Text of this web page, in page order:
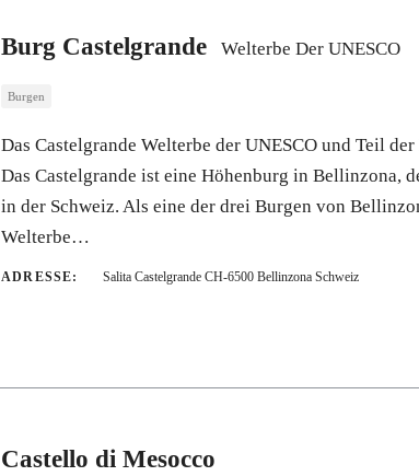
Burg Castelgrande Welterbe Der UNESCO
Burgen
Das Castelgrande Welterbe der UNESCO und Teil
Das Castelgrande ist eine Höhenburg in Bellinzona,
in der Schweiz. Als eine der drei Burgen von
Welterbe…
ADRESSE: Salita Castelgrande CH-6500 Bellinzona Schweiz
Castello di Mesocco